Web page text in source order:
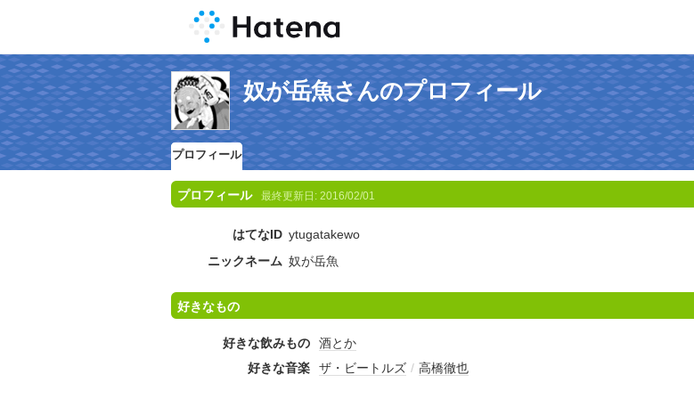
奴が岳魚さんのプロフィール
プロフィール
プロフィール 最終更新日: 2016/02/01
はてなID ytugatakewo
ニックネーム 奴が岳魚
好きなもの
好きな飲みもの
酒とか
好きな音楽
ザ・ビートルズ / 高橋徹也